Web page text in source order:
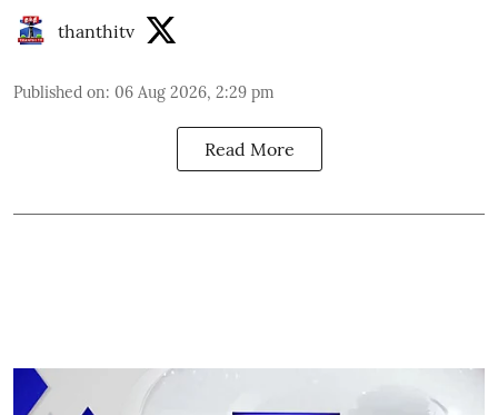
thanthitv
Published on: 06 Aug 2026, 2:29 pm
Read More